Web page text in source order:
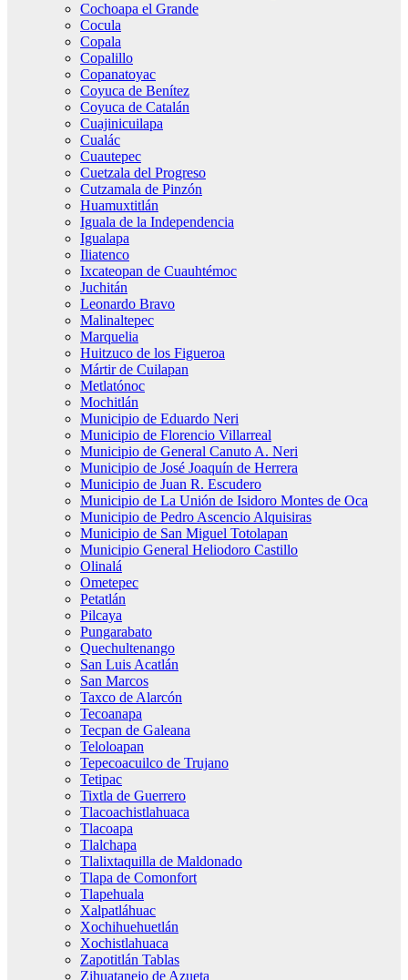
Cochoapa el Grande
Cocula
Copala
Copalillo
Copanatoyac
Coyuca de Benítez
Coyuca de Catalán
Cuajinicuilapa
Cualác
Cuautepec
Cuetzala del Progreso
Cutzamala de Pinzón
Huamuxtitlán
Iguala de la Independencia
Igualapa
Iliatenco
Ixcateopan de Cuauhtémoc
Juchitán
Leonardo Bravo
Malinaltepec
Marquelia
Huitzuco de los Figueroa
Mártir de Cuilapan
Metlatónoc
Mochitlán
Municipio de Eduardo Neri
Municipio de Florencio Villarreal
Municipio de General Canuto A. Neri
Municipio de José Joaquín de Herrera
Municipio de Juan R. Escudero
Municipio de La Unión de Isidoro Montes de Oca
Municipio de Pedro Ascencio Alquisiras
Municipio de San Miguel Totolapan
Municipio General Heliodoro Castillo
Olinalá
Ometepec
Petatlán
Pilcaya
Pungarabato
Quechultenango
San Luis Acatlán
San Marcos
Taxco de Alarcón
Tecoanapa
Tecpan de Galeana
Teloloapan
Tepecoacuilco de Trujano
Tetipac
Tixtla de Guerrero
Tlacoachistlahuaca
Tlacoapa
Tlalchapa
Tlalixtaquilla de Maldonado
Tlapa de Comonfort
Tlapehuala
Xalpatláhuac
Xochihuehuetlán
Xochistlahuaca
Zapotitlán Tablas
Zihuatanejo de Azueta